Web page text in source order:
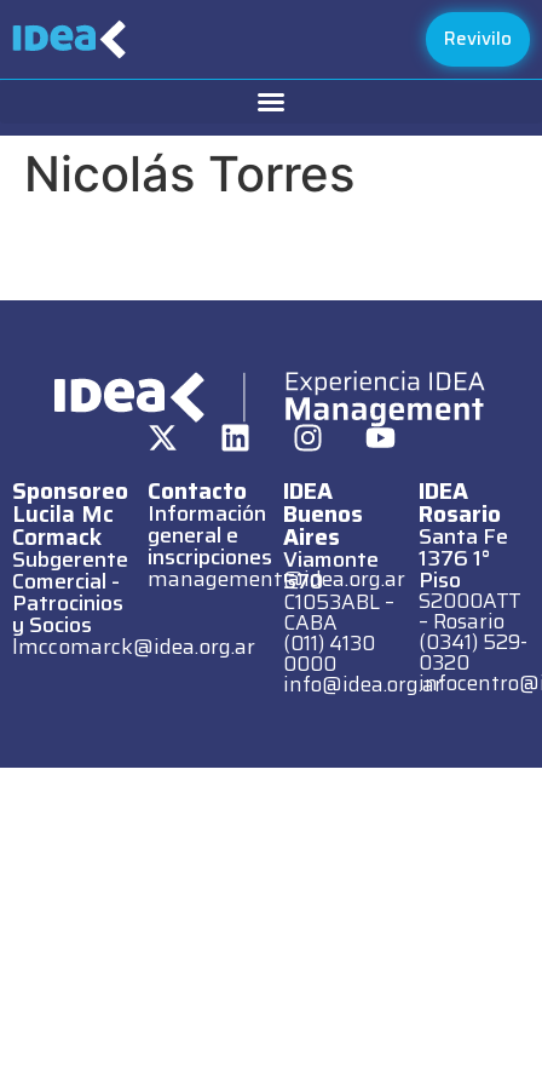
Revivilo
Nicolás Torres
Sponsoreo
Lucila Mc
Cormack
Subgerente
Comercial -
Patrocinios
y Socios
lmccomarck@idea.org.ar
Contacto
Información
general e
inscripciones
management@idea.org.ar
IDEA
Buenos
Aires
Viamonte
570
C1053ABL –
CABA
(011) 4130
0000
info@idea.org.ar
IDEA
Rosario
Santa Fe
1376 1°
Piso
S2000ATT
– Rosario
(0341) 529-
0320